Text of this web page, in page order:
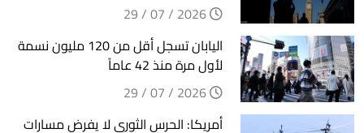
اليابان تسجل أقل من 120 مليون نسمة
لأول مرة منذ 42 عاماً
أمريكا: الحرس الثوري لا يفرض مسارات